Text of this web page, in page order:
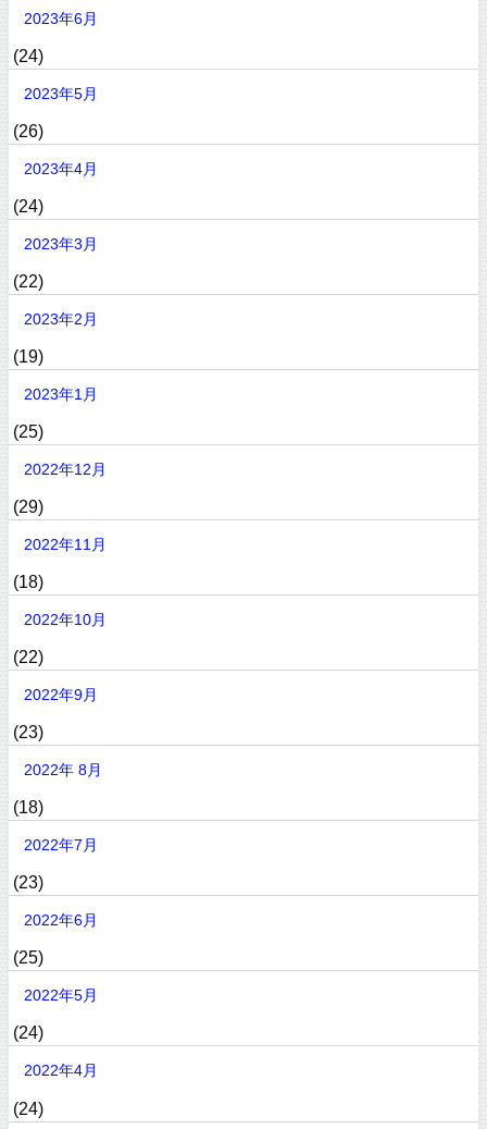
2023年6月
(24)
2023年5月
(26)
2023年4月
(24)
2023年3月
(22)
2023年2月
(19)
2023年1月
(25)
2022年12月
(29)
2022年11月
(18)
2022年10月
(22)
2022年9月
(23)
2022年 8月
(18)
2022年7月
(23)
2022年6月
(25)
2022年5月
(24)
2022年4月
(24)